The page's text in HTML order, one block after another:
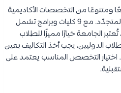
ومتنوعًا من التخصصات الأكاديمية
التي تلبي احتياجات سوق العمل المتجدّد. مع 9 كليات وبرامج تشمل
الجامعة خيارًا مميزًا للطلاب
الدوليين، يجب أخذ التكاليف بعين
اختيار التخصص المناسب يعتمد على